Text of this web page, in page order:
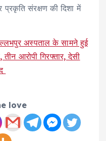
प्रकृति संरक्षण की दिशा में
अस्पताल के सामने हुई
आरोपी गिरफ्तार, देसी
love